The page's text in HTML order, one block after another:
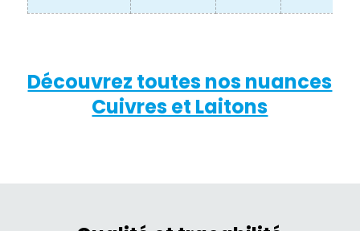
Découvrez toutes nos nuances
Cuivres et Laitons